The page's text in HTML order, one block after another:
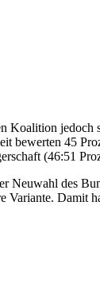
Koalition jedoch
bewerten 45
(46:51
Neuwahl des
Variante. Damit